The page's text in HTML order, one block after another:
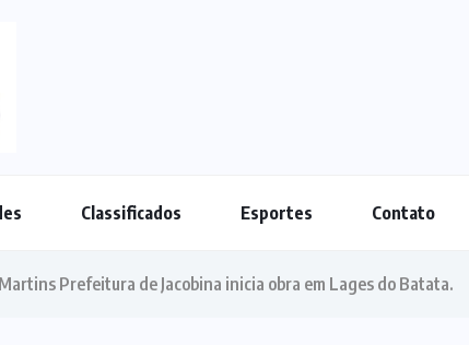
Classificados Esportes Contato
Prefeitura de Jacobina inicia obra em Lages do Batata.